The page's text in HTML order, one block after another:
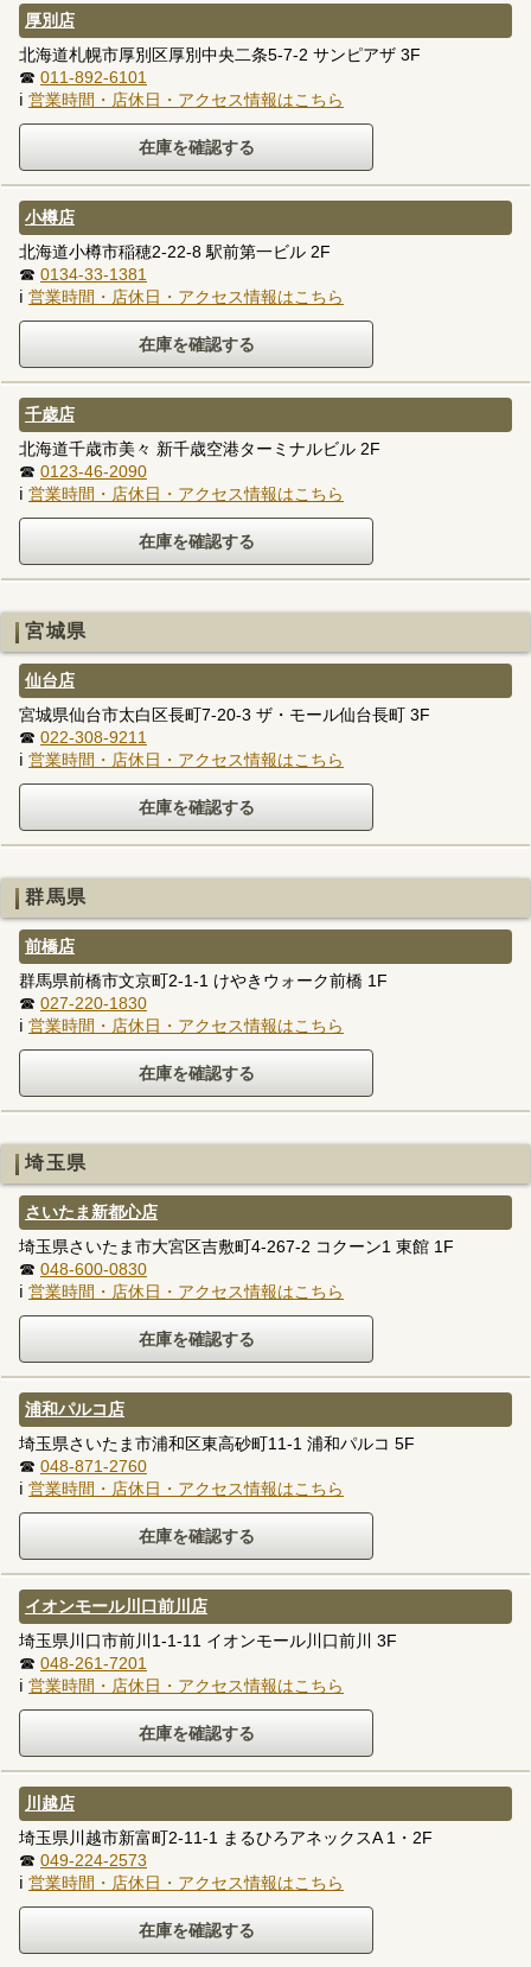
厚別店
北海道札幌市厚別区厚別中央二条5-7-2 サンピアザ 3F
☎ 011-892-6101
ℹ 営業時間・店休日・アクセス情報はこちら
小樽店
北海道小樽市稲穂2-22-8 駅前第一ビル 2F
☎ 0134-33-1381
ℹ 営業時間・店休日・アクセス情報はこちら
千歳店
北海道千歳市美々 新千歳空港ターミナルビル 2F
☎ 0123-46-2090
ℹ 営業時間・店休日・アクセス情報はこちら
宮城県
仙台店
宮城県仙台市太白区長町7-20-3 ザ・モール仙台長町 3F
☎ 022-308-9211
ℹ 営業時間・店休日・アクセス情報はこちら
群馬県
前橋店
群馬県前橋市文京町2-1-1 けやきウォーク前橋 1F
☎ 027-220-1830
ℹ 営業時間・店休日・アクセス情報はこちら
埼玉県
さいたま新都心店
埼玉県さいたま市大宮区吉敷町4-267-2 コクーン1 東館 1F
☎ 048-600-0830
ℹ 営業時間・店休日・アクセス情報はこちら
浦和パルコ店
埼玉県さいたま市浦和区東高砂町11-1 浦和パルコ 5F
☎ 048-871-2760
ℹ 営業時間・店休日・アクセス情報はこちら
イオンモール川口前川店
埼玉県川口市前川1-1-11 イオンモール川口前川 3F
☎ 048-261-7201
ℹ 営業時間・店休日・アクセス情報はこちら
川越店
埼玉県川越市新富町2-11-1 まるひろアネックスA 1・2F
☎ 049-224-2573
ℹ 営業時間・店休日・アクセス情報はこちら